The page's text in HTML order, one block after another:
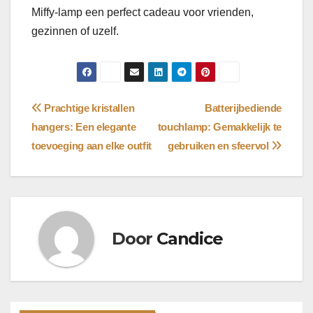
Miffy-lamp een perfect cadeau voor vrienden,
gezinnen of uzelf.
Bericht
navigatie
Batterijbediende
touchlamp: Gemakkelijk te
gebruiken en sfeervol
Prachtige kristallen
hangers: Een elegante
toevoeging aan elke outfit
Door Candice